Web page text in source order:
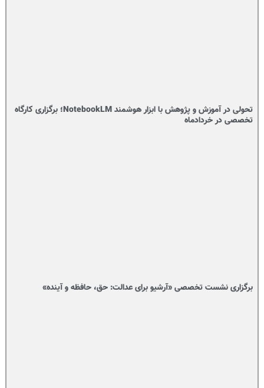
تحولی در آموزش و پژوهش با ابزار هوشمند NotebookLM؛ برگزاری کارگاه
تخصصی در خردادماه
برگزاری نشست تخصصی «آرشیو برای عدالت: حق، حافظه و آینده»